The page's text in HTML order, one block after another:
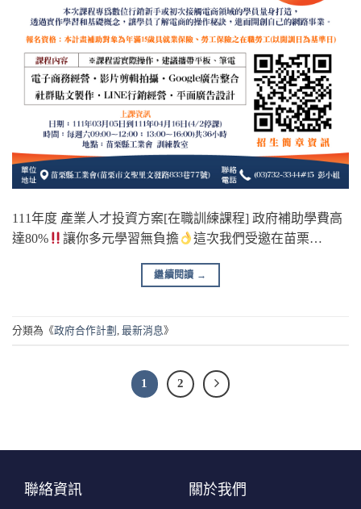
111年度 產業人才投資方案[在職訓練課程] 政府補助學費高
達80%
讓你多元學習無負擔 這次我們受邀在苗栗…
繼續閱讀 →
分類為《政府合作計劃 最新消息 》
1 2
聯絡資訊 關於我們